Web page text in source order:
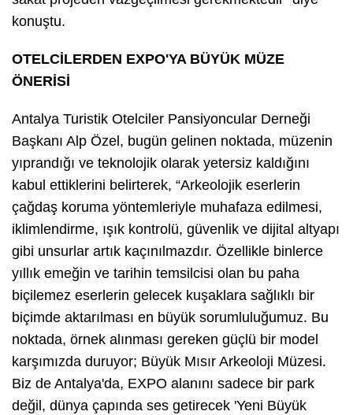
konuştu.
OTELCİLERDEN EXPO'YA BÜYÜK MÜZE
ÖNERİSİ
Antalya Turistik Otelciler Pansiyoncular Derneği
Başkanı Alp Özel, bugün gelinen noktada, müzenin
yıprandığı ve teknolojik olarak yetersiz kaldığını
kabul ettiklerini belirterek, “Arkeolojik eserlerin
çağdaş koruma yöntemleriyle muhafaza edilmesi,
iklimlendirme, ışık kontrolü, güvenlik ve dijital altyapı
gibi unsurlar artık kaçınılmazdır. Özellikle binlerce
yıllık emeğin ve tarihin temsilcisi olan bu paha
biçilemez eserlerin gelecek kuşaklara sağlıklı bir
biçimde aktarılması en büyük sorumluluğumuz. Bu
noktada, örnek alınması gereken güçlü bir model
karşımızda duruyor; Büyük Mısır Arkeoloji Müzesi.
Biz de Antalya'da, EXPO alanını sadece bir park
değil, dünya çapında ses getirecek 'Yeni Büyük